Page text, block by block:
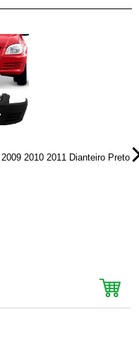
2010 2011 Dianteiro Preto